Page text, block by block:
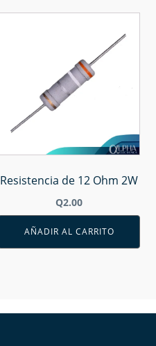
Resistencia de 12 Ohm 2W
Q2.00
AÑADIR AL CARRITO